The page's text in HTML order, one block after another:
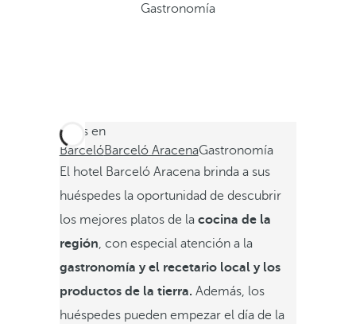
Gastronomía
Estás en
BarcelóBarceló AracenaGastronomía
El hotel Barceló Aracena brinda a sus
huéspedes la oportunidad de descubrir
los mejores platos de la cocina de la
región, con especial atención a la
gastronomía y el recetario local y los
productos de la tierra. Además, los
huéspedes pueden empezar el día de la